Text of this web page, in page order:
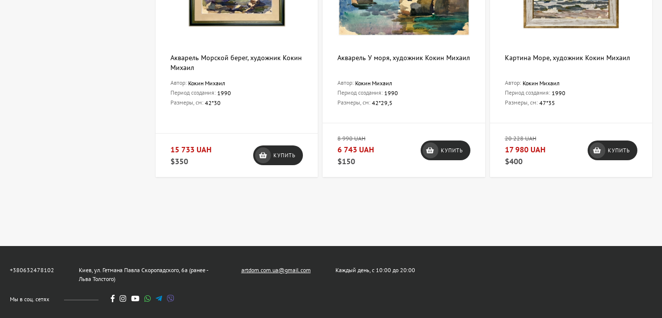
Акварель Морской берег, художник Кокин
Михаил
Автор: Кокин Михаил
Период создания: 1990
Размеры, см: 42*30
15 733 UAH
$350
КУПИТЬ
Акварель У моря, художник Кокин Михаил
Автор: Кокин Михаил
Период создания: 1990
Размеры, см:42*29,5
8 990 UAH
6 743 UAH
$150
КУПИТЬ
Картина Море, художник Кокин Михаил
Автор: Кокин Михаил
Период создания: 1990
Размеры, см: 47*35
20 228 UAH
17 980 UAH
$400
КУПИТЬ
+380632478102
Киев, ул. Гетмана Павла Скоропадского, 6а (ранее -
Льва Толстого)
artdom.com.ua@gmail.com Каждый день, с 10:00 до 20:00
Мы в соц. сетях